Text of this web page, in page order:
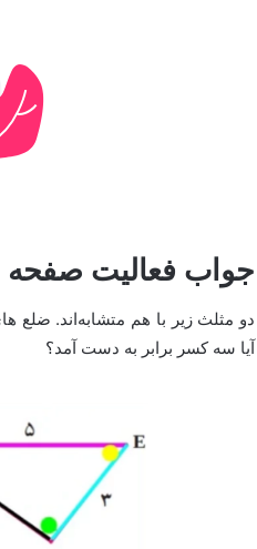
جواب فعالیت صفحه ۵۶ ریاضی نهم
دو مثلث زیر با هم متشابه‌اند. ضلع
آیا سه کسر برابر به دست آمد؟